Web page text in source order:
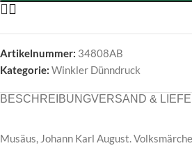
Artikelnummer: 34808AB
Kategorie: Winkler Dünndruck
BESCHREIBUNGVERSAND &
Musäus, Johann Karl August.